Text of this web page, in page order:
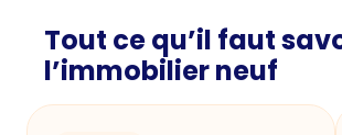
Tout ce qu’il faut
l’immobilier neuf